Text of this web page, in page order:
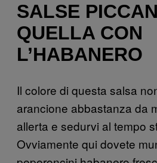
SALSE
QUELLA CON
L’HABANERO
Il colore di questa salsa
arancione abbastanza da
allerta e sedurvi al tempo
Ovviamente qui dovete